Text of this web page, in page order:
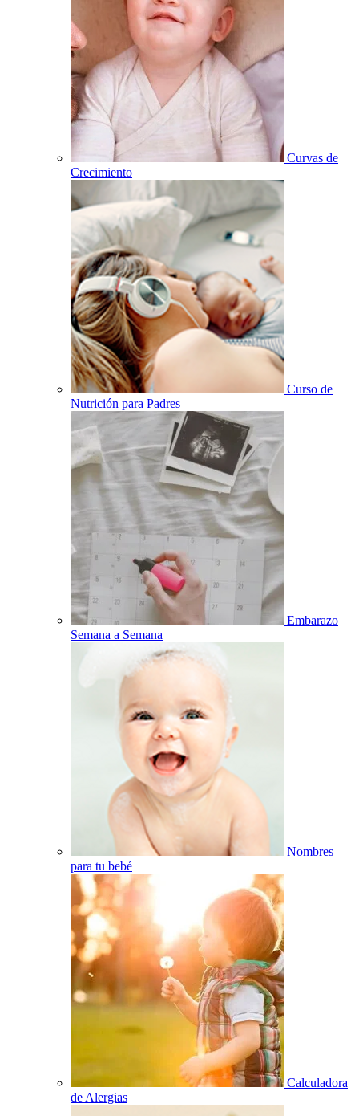
Curvas de
Crecimiento
Curso de
Nutrición para Padres
Embarazo
Semana a Semana
Nombres
para tu bebé
Calculadora
de Alergias